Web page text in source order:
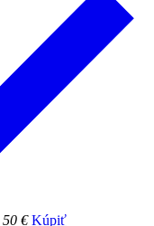
50 € Kúpiť